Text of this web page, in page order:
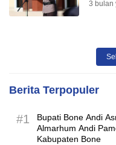
3 bulan
Berita Terpopuler
#1
Bupati Bone Andi
Almarhum Andi
Kabupaten Bone